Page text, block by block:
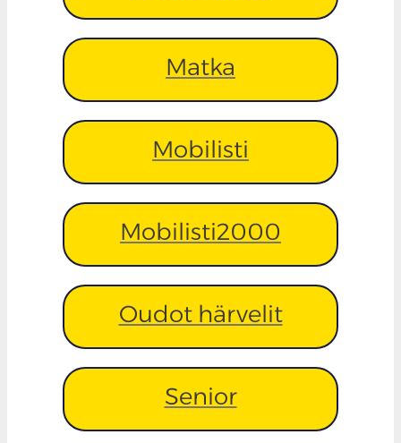
Matka
Mobilisti
Mobilisti2000
Oudot härvelit
Senior